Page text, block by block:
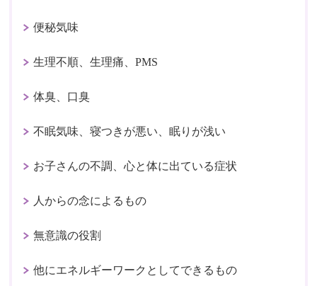
便秘気味
生理不順、生理痛、PMS
体臭、口臭
不眠気味、寝つきが悪い、眠りが浅い
お子さんの不調、心と体に出ている症状
人からの念によるもの
無意識の役割
他にエネルギーワークとしてできるもの